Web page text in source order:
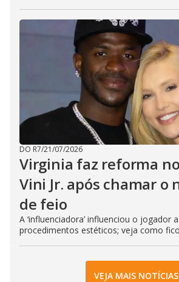
DO R7/21/07/2026
Virginia faz reforma
Vini Jr. após chamar o
de feio
A ‘influenciadora’ influenciou o jogador
procedimentos estéticos; veja como
VEJA MAIS NOTÍCIAS